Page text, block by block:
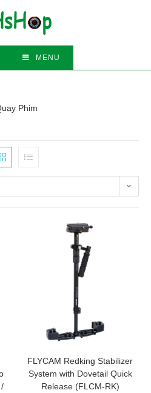
MENU
Phim
FLYCAM Redking Stabilizer
System with Dovetail Quick
Release (FLCM-RK)